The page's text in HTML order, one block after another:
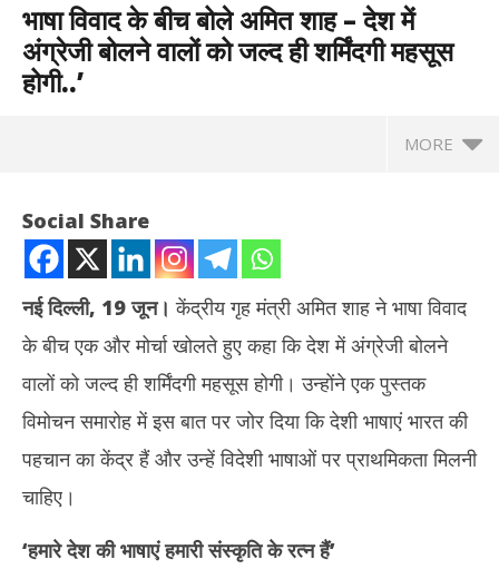
भाषा विवाद के बीच बोले अमित शाह – देश में
अंग्रेजी बोलने वालों को जल्द ही शर्मिंदगी महसूस
होगी..’
MORE
शर्मिंदगी महसूस होगी..’
Social Share
नई दिल्ली, 19 जून। केंद्रीय गृह मंत्री अमित शाह ने भाषा विवाद
के बीच एक और मोर्चा खोलते हुए कहा कि देश में अंग्रेजी बोलने
वालों को जल्द ही शर्मिंदगी महसूस होगी। उन्होंने एक पुस्तक
विमोचन समारोह में इस बात पर जोर दिया कि देशी भाषाएं भारत की
पहचान का केंद्र हैं और उन्हें विदेशी भाषाओं पर प्राथमिकता मिलनी
चाहिए।
‘हमारे देश की भाषाएं हमारी संस्कृति के रत्न हैं’